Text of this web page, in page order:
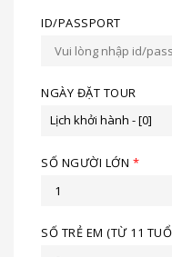
ID/PASSPORT
NGÀY ĐẶT TOUR
Lịch khởi hành - [0]
SỐ NGƯỜI LỚN *
SỐ TRẺ EM (TỪ 11